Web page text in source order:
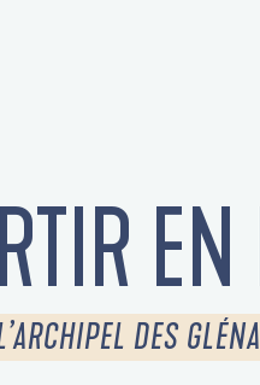
DES